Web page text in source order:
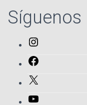
Síguenos